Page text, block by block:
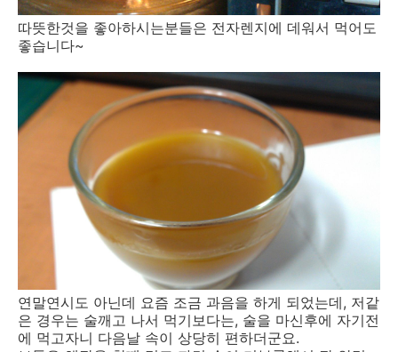
따뜻한것을 좋아하시는분들은 전자렌지에 데워서 먹어도
좋습니다~
연말연시도 아닌데 요즘 조금 과음을 하게 되었는데, 저같
은 경우는 술깨고 나서 먹기보다는, 술을 마신후에 자기전
에 먹고자니 다음날 속이 상당히 편하더군요.